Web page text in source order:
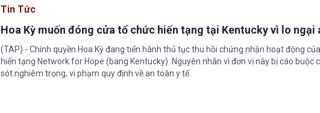
Tin Tức
Hoa Kỳ muốn đóng cửa tổ chức hiến tạng tại Kentucky vì lo ngại
(TAP) - Chính quyền Hoa Kỳ đang tiến hành thủ tục thu hồi chứng nhận hoạt động
hiến tạng Network for Hope (bang Kentucky). Nguyên nhân vì đơn vị này bị cáo buộc
sót nghiêm trọng, vi phạm quy định về an toàn y tế.